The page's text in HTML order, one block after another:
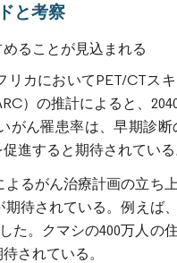
と考察
ることが見込まれる
カにおいてPET/CTス
）の推計によると、
がん罹患率は、早期診
進すると期待されている
るがん治療計画の立ち
待されている。例えば
た。クマシの400万人の
されている。